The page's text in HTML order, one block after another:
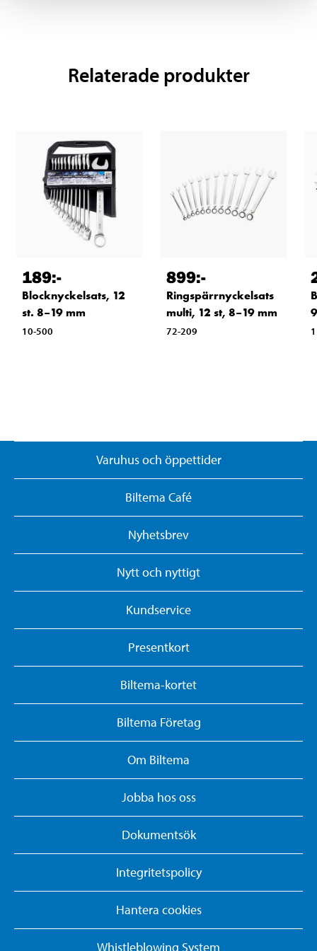
Relaterade produkter
189:-
Blocknyckelsats, 12
st. 8–19 mm
10-500
899:-
Ringspärrnyckelsats
multi, 12 st, 8–19 mm
72-209
Varuhus och öppettider
Biltema Café
Nyhetsbrev
Nytt och nyttigt
Kundservice
Presentkort
Biltema-kortet
Biltema Företag
Om Biltema
Jobba hos oss
Dokumentsök
Integritetspolicy
Hantera cookies
Whistleblowing System